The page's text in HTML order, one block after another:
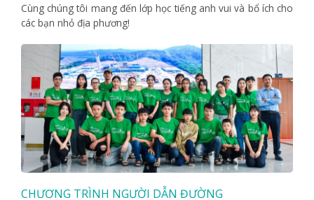
Cùng chúng tôi mang đến lớp học tiếng anh vui và bổ ích cho
các bạn nhỏ địa phương!
CHƯƠNG TRÌNH NGƯỜI DẪN ĐƯỜNG